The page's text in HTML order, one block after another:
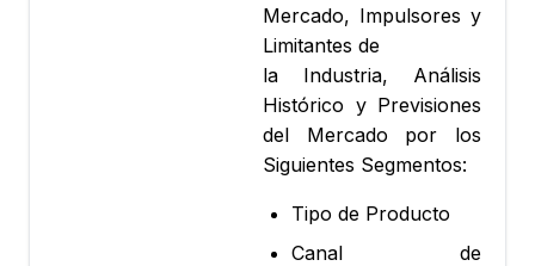
Mercado, Impulsores y
Limitantes de
la Industria, Análisis
Histórico y Previsiones
del Mercado por los
Siguientes Segmentos:
Tipo de Producto
Canal de